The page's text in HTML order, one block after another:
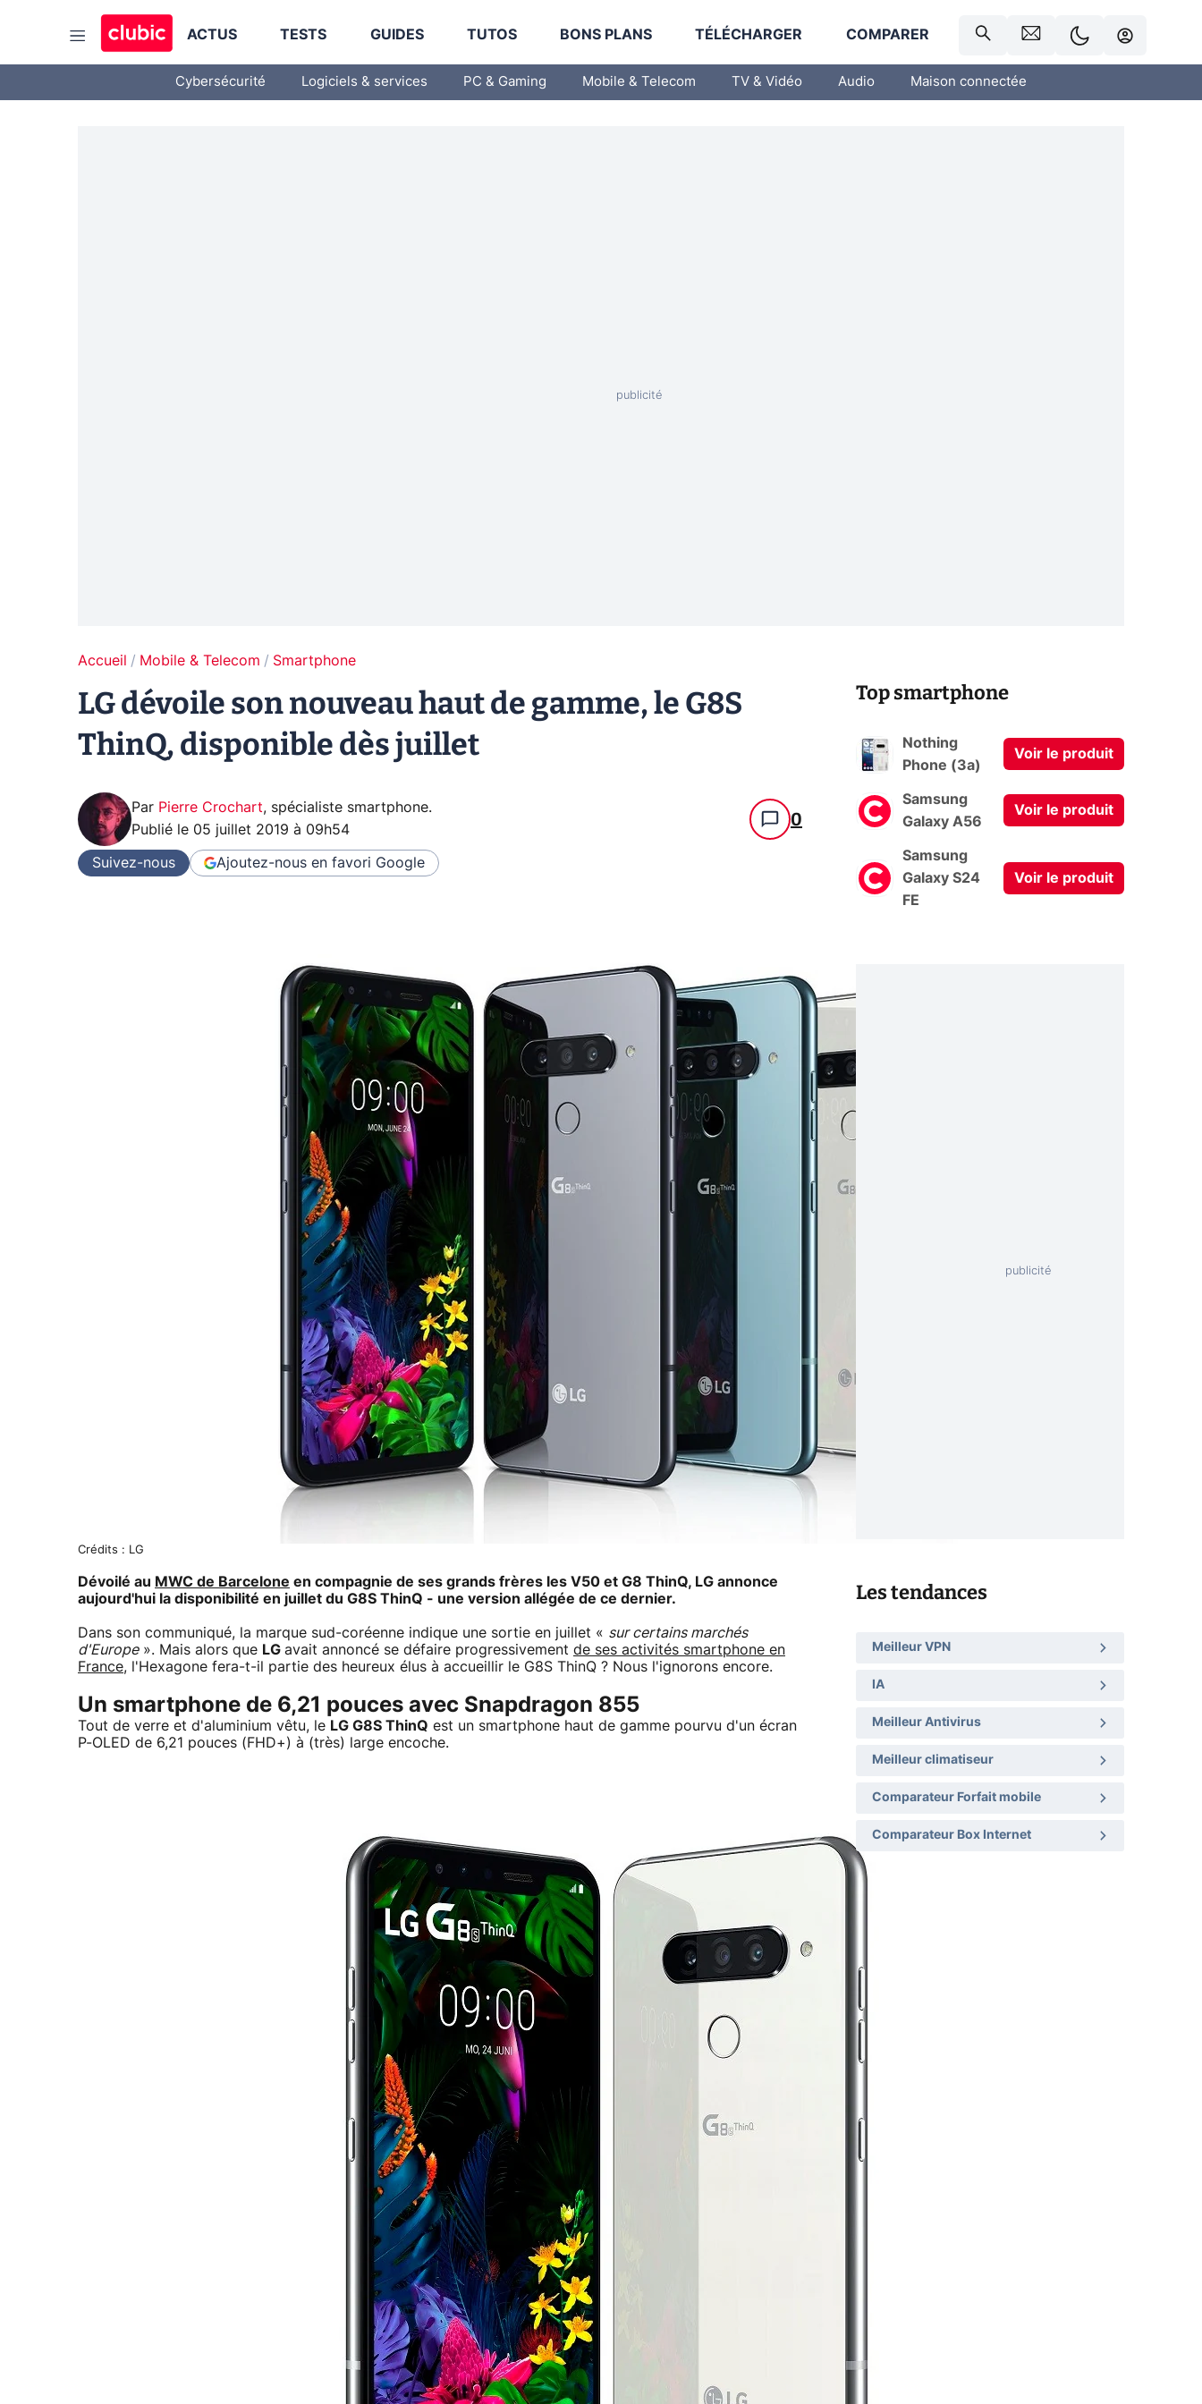
ACTUS TESTS GUIDES TUTOS BONS PLANS TÉLÉCHARGER COMPARER
Cybersécurité Logiciels & services PC & Gaming Mobile & Telecom TV & Vidéo Audio Maison connectée
Accueil Mobile & Telecom Smartphone
LG dévoile son nouveau haut de gamme, le G8S
ThinQ, disponible dès juillet
Par Pierre Crochart, spécialiste smartphone.
Publié le 05 juillet 2019 à 09h54 0
Suivez-nous Ajoutez-nous en favori Google
Crédits : LG
Dévoilé au MWC de Barcelone en compagnie de ses grands frères les V50 et G8 ThinQ, LG annonce
aujourd'hui la disponibilité en juillet du G8S ThinQ - une version allégée de ce dernier.
Dans son communiqué, la marque sud-coréenne indique une sortie en juillet « sur certains marchés
d'Europe». Mais alors que LG avait annoncé se défaire progressivement de ses activités smartphone en
France, l'Hexagone fera-t-il partie des heureux élus à accueillir le G8S ThinQ ? Nous l'ignorons encore.
Un smartphone de 6,21 pouces avec Snapdragon 855
Tout de verre et d'aluminium vêtu, le LG G8S ThinQ est un smartphone haut de gamme pourvu d'un écran
P-OLED de 6,21 pouces (FHD+) à (très) large encoche.
Top smartphone
Nothing
Phone (3a)
Voir le produit
Samsung
Galaxy A56
Voir le produit
Samsung
Galaxy S24
FE
Voir le produit
Les tendances
Meilleur VPN
IA
Meilleur Antivirus
Meilleur climatiseur
Comparateur Forfait mobile
Comparateur Box Internet